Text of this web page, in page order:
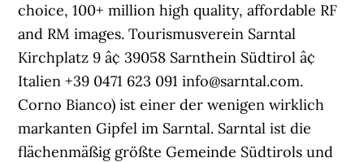
choice, 100+ million high quality, affordable RF
and RM images. Tourismusverein Sarntal
Kirchplatz 9 â¢ 39058 Sarnthein Südtirol â¢
Italien +39 0471 623 091 info@sarntal.com.
Corno Bianco) ist einer der wenigen wirklich
markanten Gipfel im Sarntal. Sarntal ist die
flächenmäßig größte Gemeinde Südtirols und